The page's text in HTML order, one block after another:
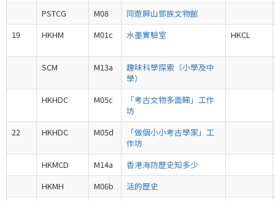
PSTCG
M08
同遊屏山鄧族文物館
19
HKHM M01c 水墨實驗室 HKCL
SCM M13a
趣味科學探索（小學及中
學）
HKHDC
M05c
「考古文物多面睇」工作
坊
22
HKHDC M05d
「做個小小考古學家」工
作坊
HKMCD
M14a
香港海防歷史知多少
HKMH
M06b
活的歷史